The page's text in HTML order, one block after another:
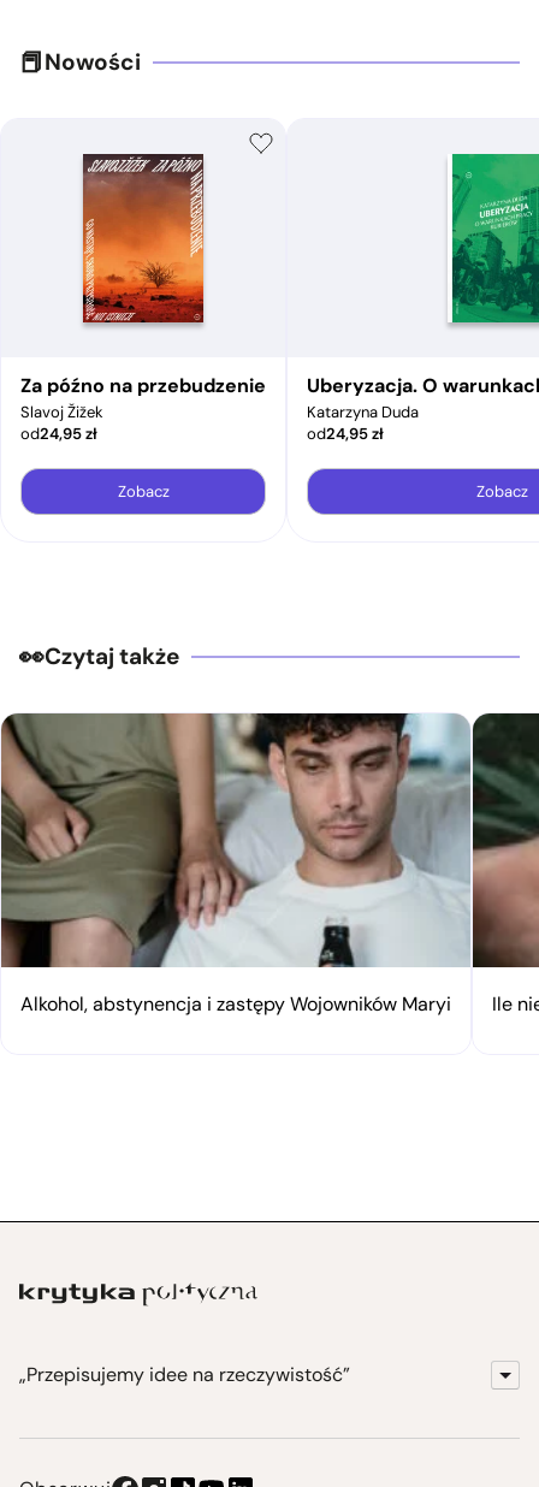
Nowości
Za późno na przebudzenie
Slavoj Žižek
od24,95zł
Zobacz
Uberyzacja. O
Katarzyna Duda
od24,95zł
Zobacz
Czytaj także
Alkohol, abstynencja i zastępy Wojowników Maryi Ile
„Przepisujemy idee na rzeczywistość”